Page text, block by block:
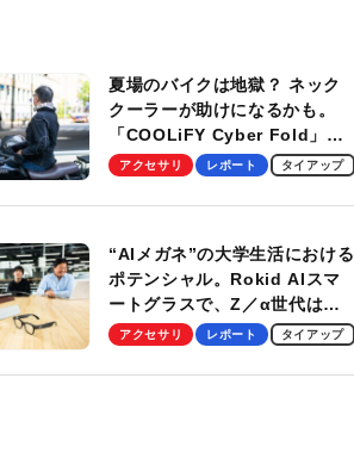
夏場のバイクは地獄？ ネック
クーラーが助けになるかも。
「COOLiFY Cyber Fold」レ
ビュー。冷却の速さ、密着する
性がグッド！
アクセサリ レポート タイアップ
“AIメガネ”の大学生活における
ポテンシャル。Rokid AIスマ
ートグラスで、Z／α世代は何
を見る？ 現役学生起業家、そ
【PR】
アクセサリ レポート タイアップ